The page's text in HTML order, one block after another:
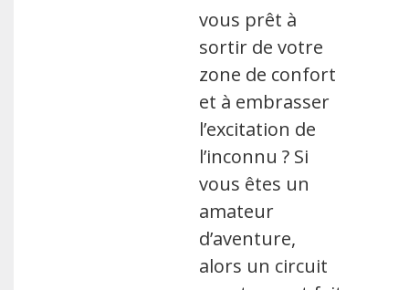
vous prêt à
sortir de votre
zone de confort
et à embrasser
l’excitation de
l’inconnu ? Si
vous êtes un
amateur
d’aventure,
alors un circuit